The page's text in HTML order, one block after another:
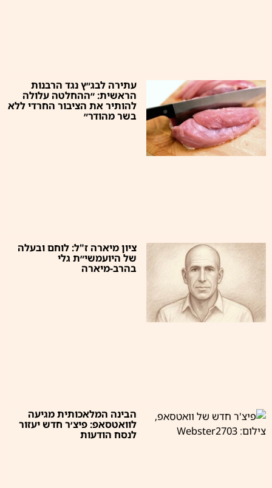
עתירה לבג״ץ נגד הרבנות
הראשית: ״ההחלטה עלולה
להותיר את הציבור החרדי ללא
בשר מהודר״
ציון מיארה ז"ל: לוחם ובעלה
של היועמשי״ת גלי
בהרב-מיארה
הבינה המלאכותית מגיעה
לוואטסאפ: פיצ׳ר חדש יעזור
לנסח הודעות